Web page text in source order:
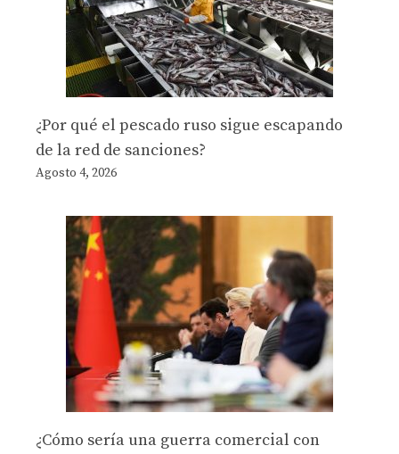
¿Por qué el pescado ruso sigue escapando
de la red de sanciones?
Agosto 4, 2026
¿Cómo sería una guerra comercial con